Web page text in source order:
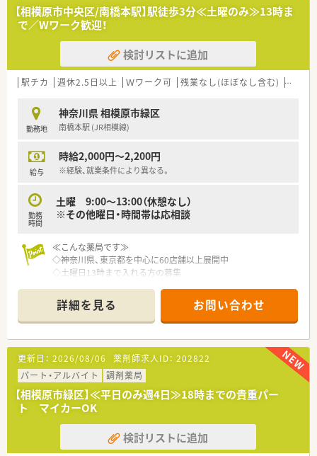
【相模原市中央区/南橋本駅】駅徒歩3分≪土曜のみ≫13時ま
で／Wワーク歓迎！
検討リストに追加
駅チカ 週休2.5日以上 Ｗワーク可 残業なし(ほぼなし含む) 転勤
勤務地
神奈川県 相模原市緑区
南橋本駅 (JR相模線)
給与
時給2,000円～2,200円
※経験、就業条件により異なる。
勤務
時間
土曜 9:00～13:00（休憩なし）
※その他曜日・時間帯は応相談
≪こんな薬局です≫
◇神奈川県、東京都を中心に60店舗以上展開中
◇土曜日13時まで入れる方の募集
◇内科・消化器科メインの店舗
◇電子薬歴導入済み
◇南橋本駅徒歩3分
◇マイカー通勤OK
詳細を見る お問い合わせ
更新日： 2026/08/06 薬剤師求人ID： 202822
パート・アルバイト
調剤薬局
【相模原市緑区】≪平日のみ週4日≫18時までの貴重パー
ト マイカーOK
検討リストに追加